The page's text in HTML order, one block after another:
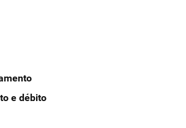
escolha a sua preferida e aproveite a
nutritivo a qualquer hora do dia. Aproveite
nossa página de
e débito